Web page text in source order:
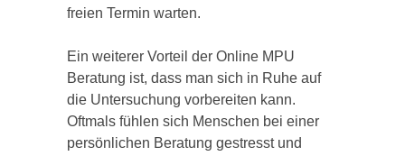
freien Termin warten.
Ein weiterer Vorteil der Online MPU
Beratung ist, dass man sich in Ruhe auf
die Untersuchung vorbereiten kann.
Oftmals fühlen sich Menschen bei einer
persönlichen Beratung gestresst und